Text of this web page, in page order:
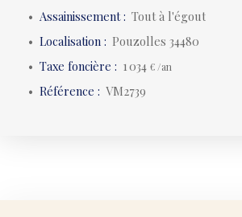
Assainissement: Tout à l'égout
Localisation : Pouzolles 34480
Taxe foncière : 1 034€ /an
Référence : VM2739